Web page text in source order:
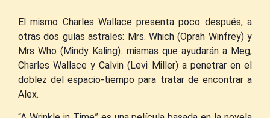
El mismo Charles Wallace presenta poco después, a
otras dos guías astrales: Mrs. Which (Oprah Winfrey) y
Mrs Who (Mindy Kaling). mismas que ayudarán a Meg,
Charles Wallace y Calvin (Levi Miller) a penetrar en el
doblez del espacio-tiempo para tratar de encontrar a
Alex.